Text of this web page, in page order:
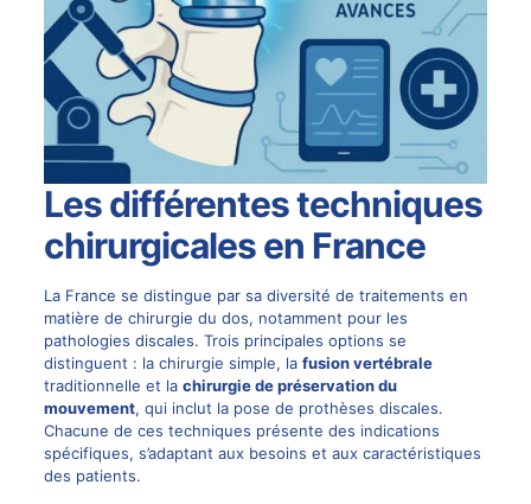
Les différentes techniques
chirurgicales en France
La France se distingue par sa diversité de traitements en
matière de chirurgie du dos, notamment pour les
pathologies discales. Trois principales options se
distinguent : la chirurgie simple, la fusionvertébrale
traditionnelle et la chirurgie de préservation du
mouvement, qui inclut la pose de prothèses discales.
Chacune de ces techniques présente des indications
spécifiques, s’adaptant aux besoins et aux caractéristiques
des patients.